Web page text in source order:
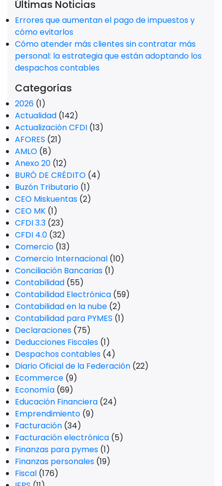
Últimas Noticias
Errores que aumentan el pago de impuestos y
cómo evitarlos
Cómo atender más clientes sin contratar más
personal: la estrategia que están adoptando los
despachos contables
Categorías
2026 (1)
Actualidad (142)
Actualización CFDI (13)
AFORES (21)
AMLO (8)
Anexo 20 (12)
BURÓ DE CRÉDITO (4)
Buzón Tributario (1)
CEO Miskuentas (2)
CEO MK (1)
CFDI 3.3 (23)
CFDI 4.0 (32)
Comercio (13)
Comercio Internacional (10)
Conciliación Bancarias (1)
Contabilidad (55)
Contabilidad Electrónica (59)
Contabilidad en la nube (2)
Contabilidad para PYMES (1)
Declaraciones (75)
Deducciones Fiscales (1)
Despachos contables (4)
Diario Oficial de la Federación (22)
Ecommerce (9)
Economía (69)
Educación Financiera (24)
Emprendimiento (9)
Facturación (34)
Facturación electrónica (5)
Finanzas para pymes (1)
Finanzas personales (19)
Fiscal (176)